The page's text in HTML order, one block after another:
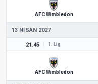
AFC Wimbledon
13 NISAN 2027
21.45 1. Lig
AFC Wimbledon